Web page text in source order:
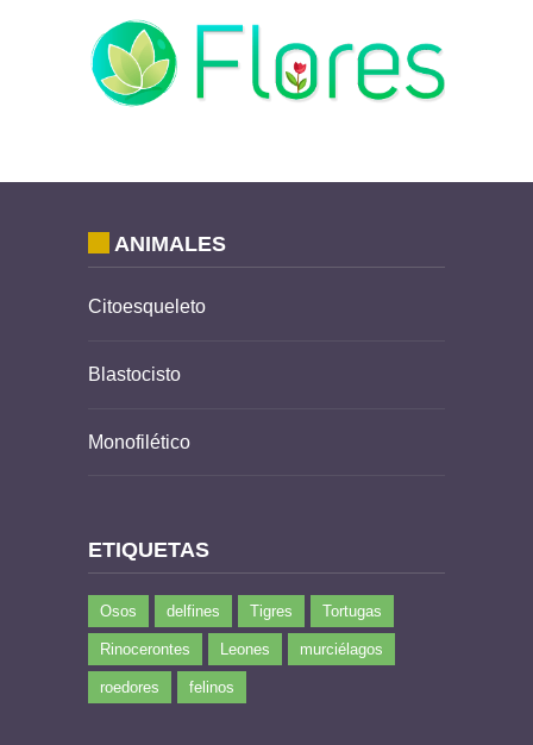
ANIMALES
Citoesqueleto
Blastocisto
Monofilético
ETIQUETAS
Osos delfines Tigres Tortugas
Rinocerontes Leones murciélagos
roedores felinos